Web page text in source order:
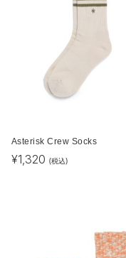
Asterisk Crew Socks
¥1,320 (税込)